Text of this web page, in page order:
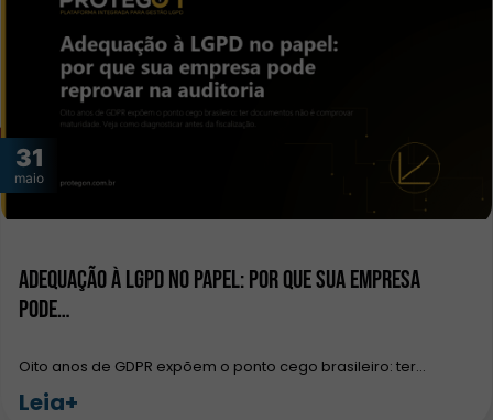
31
maio
Adequação à LGPD no papel: por que sua empresa
pode…
Oito anos de GDPR expõem o ponto cego brasileiro: ter…
Leia+